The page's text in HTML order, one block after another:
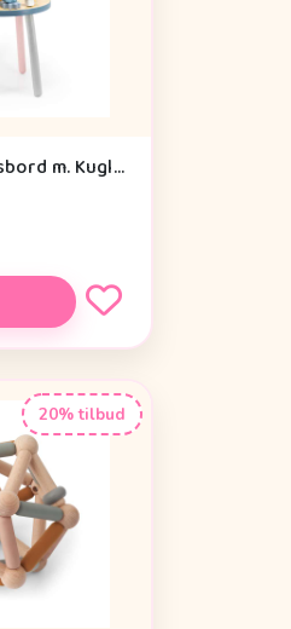
Kid'oh Aktivitetsbord m. Kuglespiraler
20% tilbud